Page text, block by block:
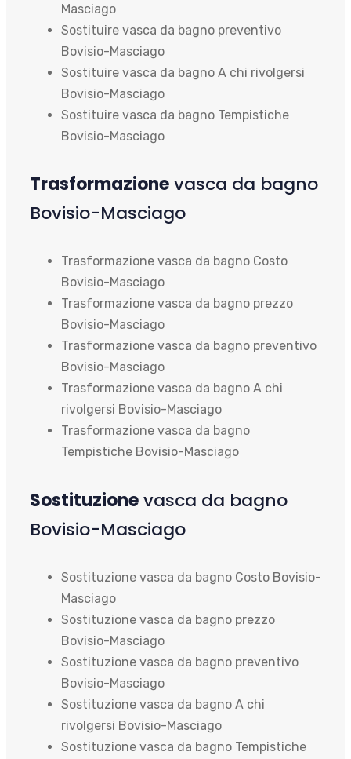
Masciago
Sostituire vasca da bagno preventivo
Bovisio-Masciago
Sostituire vasca da bagno A chi rivolgersi
Bovisio-Masciago
Sostituire vasca da bagno Tempistiche
Bovisio-Masciago
Trasformazionevasca da bagno
Bovisio-Masciago
Trasformazione vasca da bagno Costo
Bovisio-Masciago
Trasformazione vasca da bagno prezzo
Bovisio-Masciago
Trasformazione vasca da bagno preventivo
Bovisio-Masciago
Trasformazione vasca da bagno A chi
rivolgersi Bovisio-Masciago
Trasformazione vasca da bagno
Tempistiche Bovisio-Masciago
Sostituzionevasca da bagno
Bovisio-Masciago
Sostituzione vasca da bagno Costo Bovisio-
Masciago
Sostituzione vasca da bagno prezzo
Bovisio-Masciago
Sostituzione vasca da bagno preventivo
Bovisio-Masciago
Sostituzione vasca da bagno A chi
rivolgersi Bovisio-Masciago
Sostituzione vasca da bagno Tempistiche